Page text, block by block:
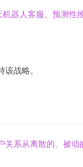
器人客服、预测性
战略。
关系从离散的、被动